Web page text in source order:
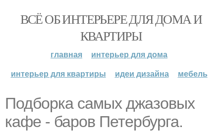
ВСЁ ОБ ИНТЕРЬЕРЕ ДЛЯ ДОМА И
КВАРТИРЫ
главная
интерьер для дома
интерьер для квартиры
идеи дизайна мебель
Подборка самых джазовых
кафе - баров Петербурга.